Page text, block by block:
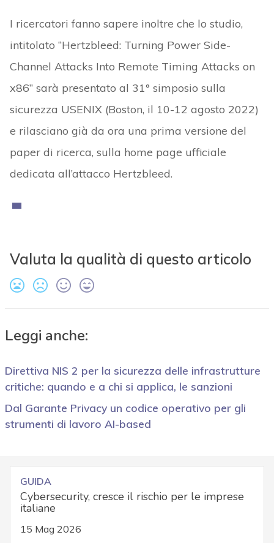
I ricercatori fanno sapere inoltre che lo studio,
intitolato “Hertzbleed: Turning Power Side-
Channel Attacks Into Remote Timing Attacks on
x86” sarà presentato al 31° simposio sulla
sicurezza USENIX (Boston, il 10-12 agosto 2022)
e rilasciano già da ora una prima versione del
paper di ricerca, sulla home page ufficiale
dedicata all’attacco Hertzbleed.
Valuta la qualità di questo articolo
Leggi anche:
Direttiva NIS 2 per la sicurezza delle infrastrutture
critiche: quando e a chi si applica, le sanzioni
Dal Garante Privacy un codice operativo per gli
strumenti di lavoro AI-based
GUIDA
Cybersecurity, cresce il rischio per le imprese
italiane
15 Mag 2026